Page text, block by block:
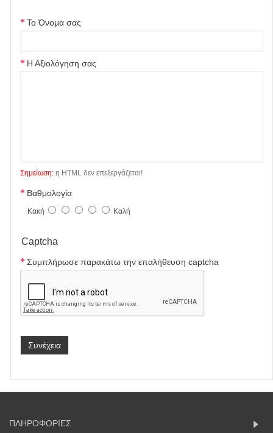
Το Όνομα σας
Η Αξιολόγηση σας
Σημείωση: η HTML δεν επεξεργάζεται!
Βαθμολογία
Κακή Καλή
Captcha
Συμπλήρωσε παρακάτω την επαλήθευση captcha
Συνέχεια
ΠΛΗΡΟΦΟΡΙΕΣ